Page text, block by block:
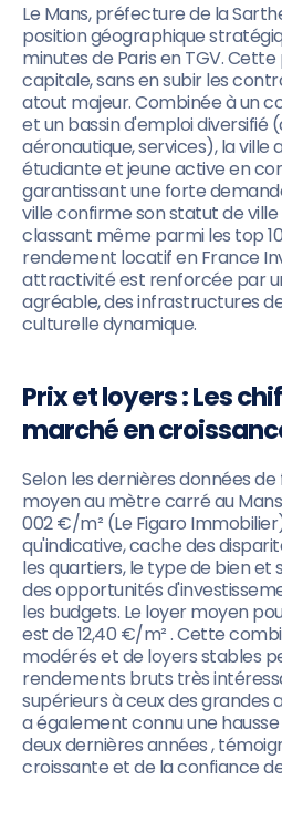
Le Mans, préfecture de la
position géographique
minutes de Paris en TGV.
capitale, sans en subir les
atout majeur. Combinée à un
et un bassin d'emploi diversifié
aéronautique, services), la
étudiante et jeune active en
garantissant une forte
ville confirme son statut de ville
classant même parmi les top
rendement locatif en France
attractivité est renforcée par
agréable, des infrastructures
culturelle dynamique.
Prix et loyers : Les
marché en
Selon les dernières données de
moyen au mètre carré au
002 €/m² (Le Figaro
qu'indicative, cache des
les quartiers, le type de bien et
des opportunités
les budgets. Le loyer moyen
est de 12,40 €/m² . Cette
modérés et de loyers stables
rendements bruts très
supérieurs à ceux des grandes
a également connu une hausse
deux dernières années ,
croissante et de la confiance